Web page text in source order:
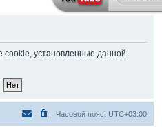
cookie, установленные данной
Часовой пояс: UTC+03:00